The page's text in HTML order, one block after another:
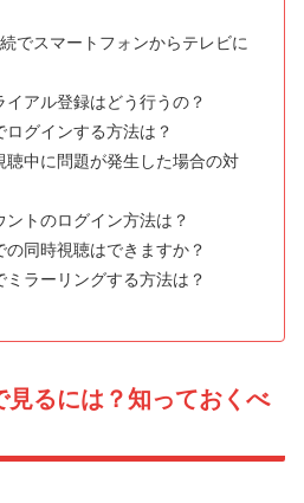
でスマートフォンからテレビに
イアル登録はどう行うの？
グインする方法は？
聴中に問題が発生した場合の対
ントのログイン方法は？
の同時視聴はできますか？
ミラーリングする方法は？
見るには？知っておくべ